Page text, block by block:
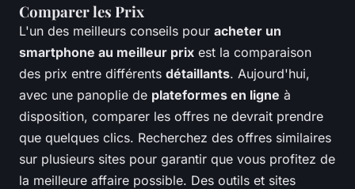
Comparer les Prix
L'un des meilleurs conseils pour acheter un
smartphone au meilleur prix est la comparaison
des prix entre différents détaillants. Aujourd'hui,
avec une panoplie de plateformes en ligne à
disposition, comparer les offres ne devrait prendre
que quelques clics. Recherchez des offres similaires
sur plusieurs sites pour garantir que vous profitez de
la meilleure affaire possible. Des outils et sites